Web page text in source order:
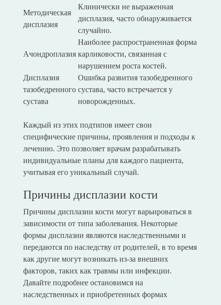
Методическая
дисплазия
Клинически не выраженная
дисплазия, часто обнаруживается
случайно.
Ачондроплазия
Наиболее распространенная форма
карликовости, связанная с
нарушением роста костей.
Дисплазия
тазобедренного
сустава
Ошибка развития тазобедренного
сустава, часто встречается у
новорожденных.
Каждый из этих подтипов имеет свои
специфические причины, проявления и подходы к
лечению. Это позволяет врачам разрабатывать
индивидуальные планы для каждого пациента,
учитывая его уникальный случай.
Причины дисплазии кости
Причины дисплазии кости могут варьироваться в
зависимости от типа заболевания. Некоторые
формы дисплазии являются наследственными и
передаются по наследству от родителей, в то время
как другие могут возникать из-за внешних
факторов, таких как травмы или инфекции.
Давайте подробнее остановимся на
наследственных и приобретенных формах